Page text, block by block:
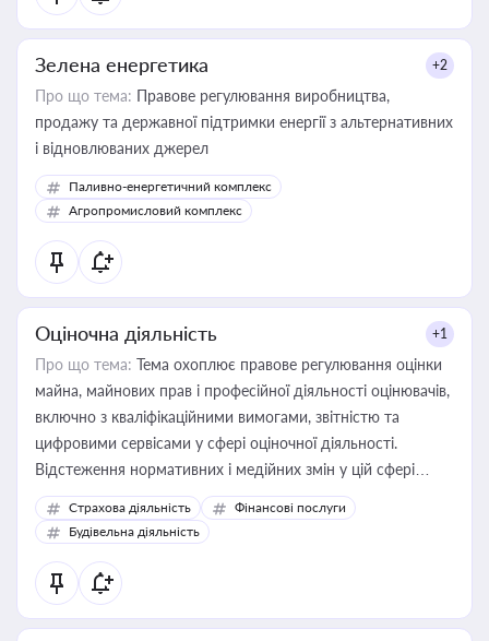
Зелена енергетика +2
Про що тема: Правове регулювання виробництва,
продажу та державної підтримки енергії з альтернативних
і відновлюваних джерел
Паливно-енергетичний комплекс
Агропромисловий комплекс
Оціночна діяльність +1
Про що тема: Тема охоплює правове регулювання оцінки
майна, майнових прав і професійної діяльності оцінювачів,
включно з кваліфікаційними вимогами, звітністю та
цифровими сервісами у сфері оціночної діяльності.
Відстеження нормативних і медійних змін у цій сфері
корисне для власника бізнесу, керівника, юриста або
бухгалтера під час оподаткування, приватизації, оренди
державного майна, корпоративних угод і перевірки
статусу суб'єктів оціночної діяльності
Страхова діяльність
Фінансові послуги
Будівельна діяльність